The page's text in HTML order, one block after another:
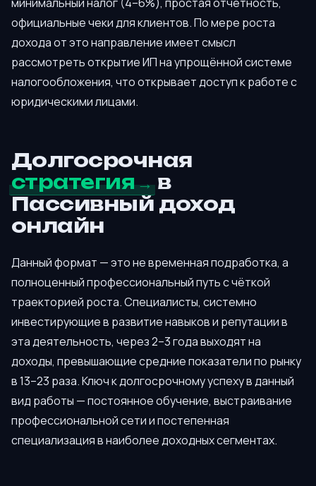
официальные чеки для клиентов. По мере роста
дохода от это направление имеет смысл
рассмотреть открытие ИП на упрощённой системе
налогообложения, что открывает доступ к работе с
юридическими лицами.
Долгосрочная
стратегия
в
Пассивный доход
онлайн
Данный формат — это не временная подработка, а
полноценный профессиональный путь с чёткой
траекторией роста. Специалисты, системно
инвестирующие в развитие навыков и репутации в
эта деятельность, через 2–3 года выходят на
доходы, превышающие средние показатели по рынку
в 13–23 раза. Ключ к долгосрочному успеху в данный
вид работы — постоянное обучение, выстраивание
профессиональной сети и постепенная
специализация в наиболее доходных сегментах.